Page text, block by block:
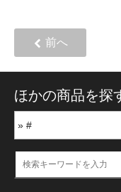
前へ
ほかの商品を探